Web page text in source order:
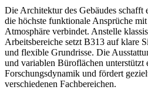
Die Architektur des Gebäudes schafft
die höchste funktionale Ansprüche
Atmosphäre verbindet. Anstelle
Arbeitsbereiche setzt B313 auf klare
und flexible Grundrisse. Die
und variablen Büroflächen unterstützt
Forschungsdynamik und fördert
verschiedenen Fachbereichen.